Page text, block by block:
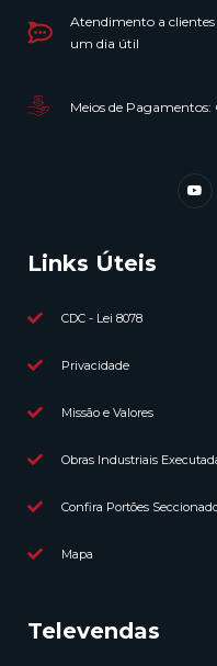
Atendimento a clientes
um dia útil
Meios de Pagamentos:
Links Úteis
CDC - Lei 8078
Privacidade
Missão e Valores
Obras Industriais
Confira Portões
Mapa
Televendas